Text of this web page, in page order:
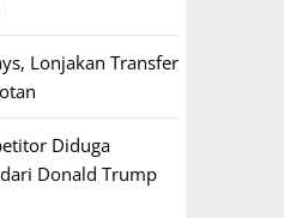
Lonjakan Transfer
Diduga
Donald Trump